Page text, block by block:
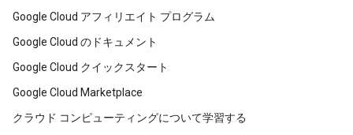
Google Cloud アフィリエイト プログラム
Google Cloud のドキュメント
Google Cloud クイックスタート
Google Cloud Marketplace
クラウド コンピューティングについて学習する